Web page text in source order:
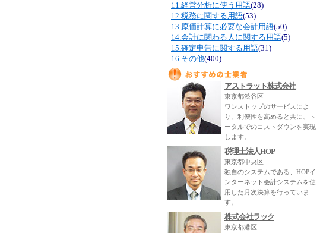
11.経営分析に使う用語(28)
12.税務に関する用語(53)
13.原価計算に必要な会計用語(50)
14.会計に関わる人に関する用語(5)
15.確定申告に関する用語(31)
16.その他(400)
アストラット株式会社
東京都渋谷区
ワンストップのサービスによ
り、利便性を高めると共に、ト
ータルでのコストダウンを実現
します。
税理士法人HOP
東京都中央区
独自のシステムである、HOPイ
ンターネット会計システムを使
用した月次決算を行っていま
す。
株式会社ラック
東京都港区